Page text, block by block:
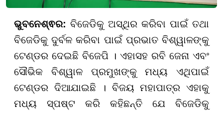
ଭୁବନେଶ୍ଵର: ବିଜେଡିକୁ ଅସ୍ଥିର କରିବା ପାଇଁ ତଥା
ବିଜେଡିକୁ ଦୁର୍ବଳ କରିବା ପାଇଁ ପ୍ରଭାତ ବିଶ୍ୱାଳଙ୍କୁ
ଟେଣ୍ଡର ଦେଇଛି ବିଜେପି । ଏହାସହ ରବି ଜେନା ଏବଂ
ସୌଭିକ ବିଶ୍ୱାଳ ପ୍ରମୁଖଙ୍କୁ ମଧ୍ୟ ଏଥିପାଇଁ
ଟେଣ୍ଡର ଦିଆଯାଇଛି । ବିଜୟ ମହାପାତ୍ର ଏହାକୁ
ମଧ୍ୟ ସ୍ପଷ୍ଟ କରି କହିଛନ୍ତି ଯେ ବିଜେଡିକୁ